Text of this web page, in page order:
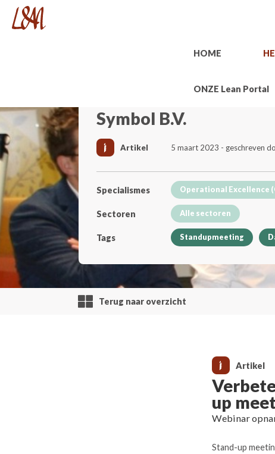
HOME
ONZE Lean Portal
Symbol B.V.
Artikel 5 maart 2023 - geschreven
Specialismes Operational Excellence
Sectoren Alle sectoren
Tags Standupmeeting
Terug naar overzicht
Artikel
up
Webinar
Stand-up